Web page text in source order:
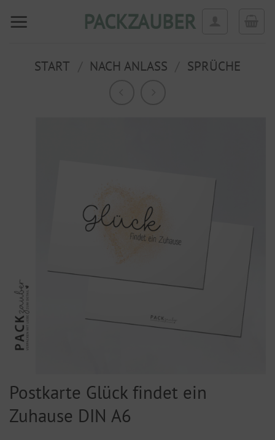
Inhalt
PACKZAUBER
START NACH ANLASS SPRÜCHE
Postkarte Glück findet ein
Zuhause DIN A6